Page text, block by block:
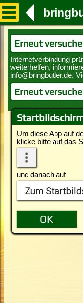
Um diese App auf
klicke bitte auf das
und danach auf
Erneut
Erneut